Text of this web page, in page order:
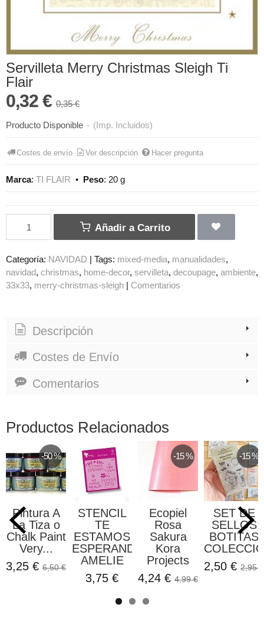
Servilleta Merry Christmas Sleigh Ti
Flair
0,32 € 0,35 €
Producto Disponible - (Imp. Incluidos)
Costes de envío Ver descripción Hacer pregunta
Marca: TI FLAIR • Peso: 20 g
Añadir a Carrito
Categoría: NAVIDAD Tags: mixed-media manualidades
navidad christmas home-decor servilleta decoupage ambiente
33x33 merry-christmas-sleigh Comentarios
Descripción
Costes de Envío
Comentarios
Productos Relacionados
-50 %
Pintura A
La Tiza o
Chalk Paint
Very...
3,25 € 6,50 €
STENCIL
TE
ESTAMOS
ESPERANDO
AMELIE
3,75 €
-15 %
Ecopiel
Rosa
Sakura
Kora
Projects
4,24 € 4,99 €
-15 %
SET DE
SELLOS
BOTITAS
2,50 € 2,95 €